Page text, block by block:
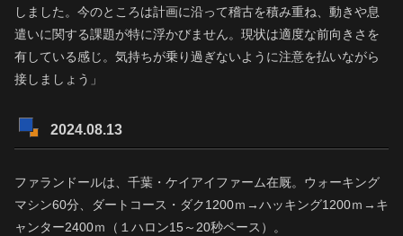
しました。今のところは計画に沿って稽古を積み重ね、動きや息
遣いに関する課題が特に浮かびません。現状は適度な前向きさを
有している感じ。気持ちが乗り過ぎないように注意を払いながら
接しましょう」
2024.08.13
ファランドールは、千葉・ケイアイファーム在厩。ウォーキング
マシン60分、ダートコース・ダク1200ｍ→ハッキング1200ｍ→キ
ャンター2400ｍ（１ハロン15～20秒ペース）。